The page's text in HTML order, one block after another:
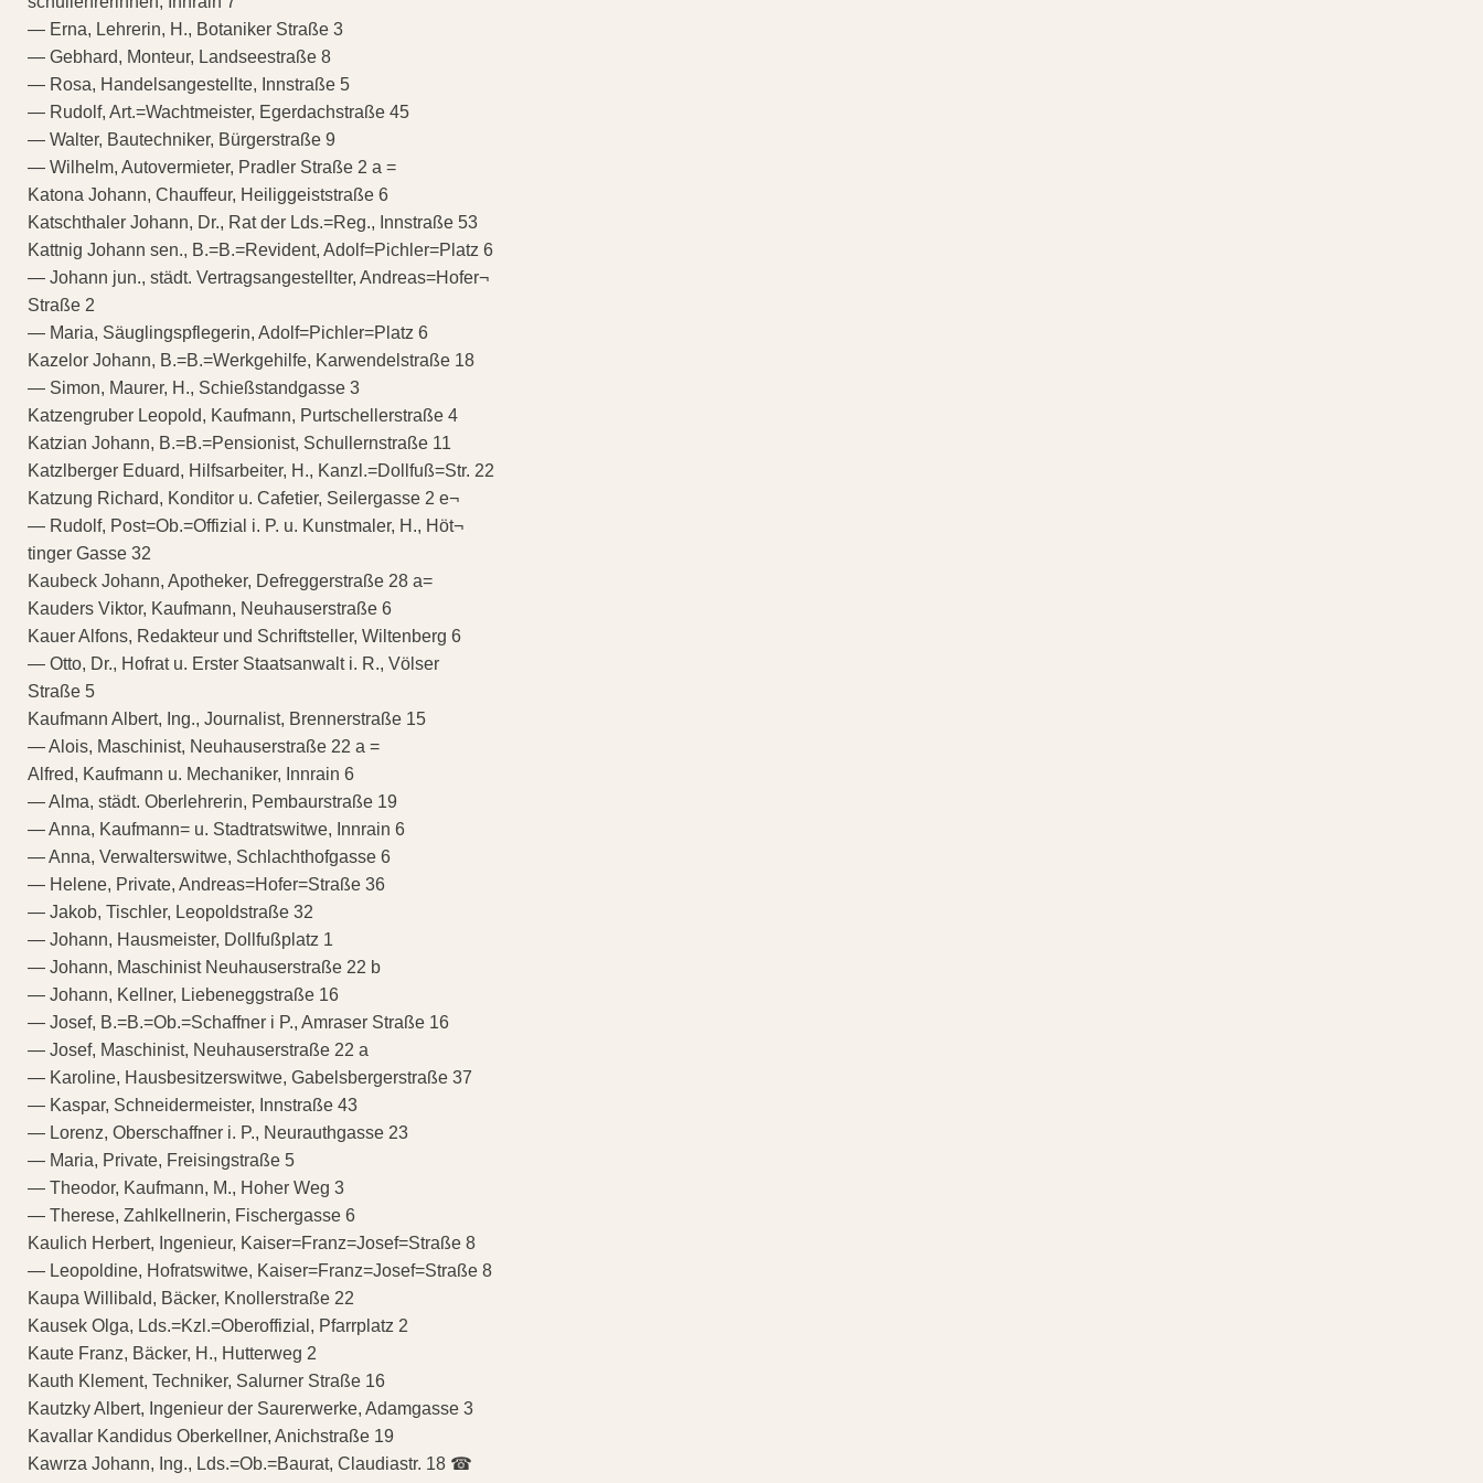
— Erna, Lehrerin, H., Botaniker Straße 3
— Gebhard, Monteur, Landseestraße 8
— Rosa, Handelsangestellte, Innstraße 5
— Rudolf, Art.=Wachtmeister, Egerdachstraße 45
— Walter, Bautechniker, Bürgerstraße 9
— Wilhelm, Autovermieter, Pradler Straße 2 a =
Katona Johann, Chauffeur, Heiliggeiststraße 6
Katschthaler Johann, Dr., Rat der Lds.=Reg., Innstraße 53
Kattnig Johann sen., B.=B.=Revident, Adolf=Pichler=Platz 6
— Johann jun., städt. Vertragsangestellter, Andreas=Hofer¬
Straße 2
— Maria, Säuglingspflegerin, Adolf=Pichler=Platz 6
Kazelor Johann, B.=B.=Werkgehilfe, Karwendelstraße 18
— Simon, Maurer, H., Schießstandgasse 3
Katzengruber Leopold, Kaufmann, Purtschellerstraße 4
Katzian Johann, B.=B.=Pensionist, Schullernstraße 11
Katzlberger Eduard, Hilfsarbeiter, H., Kanzl.=Dollfuß=Str. 22
Katzung Richard, Konditor u. Cafetier, Seilergasse 2 e¬
— Rudolf, Post=Ob.=Offizial i. P. u. Kunstmaler, H., Höt¬
tinger Gasse 32
Kaubeck Johann, Apotheker, Defreggerstraße 28 a=
Kauders Viktor, Kaufmann, Neuhauserstraße 6
Kauer Alfons, Redakteur und Schriftsteller, Wiltenberg 6
— Otto, Dr., Hofrat u. Erster Staatsanwalt i. R., Völser
Straße 5
Kaufmann Albert, Ing., Journalist, Brennerstraße 15
— Alois, Maschinist, Neuhauserstraße 22 a =
Alfred, Kaufmann u. Mechaniker, Innrain 6
— Alma, städt. Oberlehrerin, Pembaurstraße 19
— Anna, Kaufmann= u. Stadtratswitwe, Innrain 6
— Anna, Verwalterswitwe, Schlachthofgasse 6
— Helene, Private, Andreas=Hofer=Straße 36
— Jakob, Tischler, Leopoldstraße 32
— Johann, Hausmeister, Dollfußplatz 1
— Johann, Maschinist Neuhauserstraße 22 b
— Johann, Kellner, Liebeneggstraße 16
— Josef, B.=B.=Ob.=Schaffner i P., Amraser Straße 16
— Josef, Maschinist, Neuhauserstraße 22 a
— Karoline, Hausbesitzerswitwe, Gabelsbergerstraße 37
— Kaspar, Schneidermeister, Innstraße 43
— Lorenz, Oberschaffner i. P., Neurauthgasse 23
— Maria, Private, Freisingstraße 5
— Theodor, Kaufmann, M., Hoher Weg 3
— Therese, Zahlkellnerin, Fischergasse 6
Kaulich Herbert, Ingenieur, Kaiser=Franz=Josef=Straße 8
— Leopoldine, Hofratswitwe, Kaiser=Franz=Josef=Straße 8
Kaupa Willibald, Bäcker, Knollerstraße 22
Kausek Olga, Lds.=Kzl.=Oberoffizial, Pfarrplatz 2
Kaute Franz, Bäcker, H., Hutterweg 2
Kauth Klement, Techniker, Salurner Straße 16
Kautzky Albert, Ingenieur der Saurerwerke, Adamgasse 3
Kavallar Kandidus Oberkellner, Anichstraße 19
Kawrza Johann, Ing., Lds.=Ob.=Baurat, Claudiastr. 18 ☎